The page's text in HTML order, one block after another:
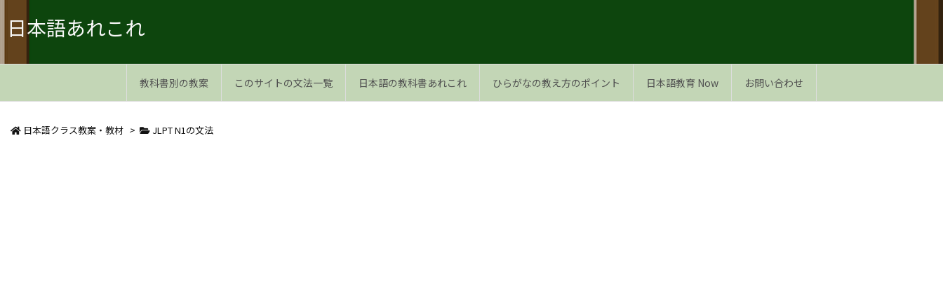
日本語あれこれ
教科書別の教案 このサイトの文法一覧 日本語の教科書あれこれ ひらがなの教え方のポイント 日本語教育 Now お問い合わせ
日本語クラス教案・教材 > JLPT N1の文法